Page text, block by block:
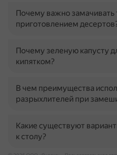
Почему важно замачивать
приготовлением
Почему зеленую капусту
кипятком?
В чем преимущества
разрыхлителей при
Какие существуют
к столу?